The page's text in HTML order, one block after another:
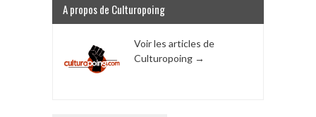
A propos de Culturopoing
Voir les articles de
Culturopoing →